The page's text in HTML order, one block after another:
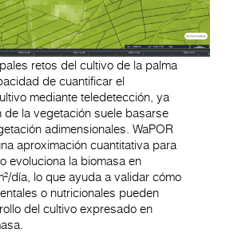
retos del cultivo de la palma
de cuantificar el
mediante teledetección, ya
de la vegetación suele basarse
adimensionales. WaPOR
aproximación cuantitativa para
evoluciona la biomasa en
día, lo que ayuda a validar cómo
o nutricionales pueden
del cultivo expresado en